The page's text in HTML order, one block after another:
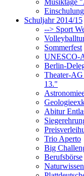
Musiktage
Schuljahr 2014/15
--> Sport
Sommerfest
UNESCO-
Berlin-
Theater-AG
13."
Abitur
Trio Aperto
Big
Berufsbörse